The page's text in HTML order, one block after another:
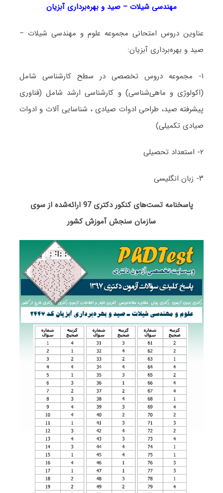
مهندسی شیلات – صید و بهره‌برداری آبزیان
عناوین دروس امتحانی مجموعه علوم و مهندسی شیلات –
صید و بهره‌برداری آبزیان:
۱- مجموعه دروس تخصصی در سطح کارشناسی شامل
(اکولوژی و ماهی‌شناسی) و کارشناسی ارشد شامل (فناوری
پیشرفته صید، طراحی ادوات صیادی ، شناسایی آلات و ادوات
صیادی تکمیلی)
۲- استعداد تحصیلی
۳- زبان انگلیسی
پاسخنامه تست‌های کنکور دکتری 97 ارائه‌شده از سوی
سازمان سنجش آموزش کشور